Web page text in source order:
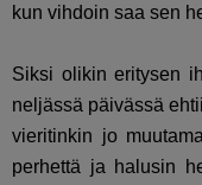
kun vihdoin saa sen
Siksi olikin eritysen
neljässä päivässä
vieritinkin jo
perhettä ja halusin